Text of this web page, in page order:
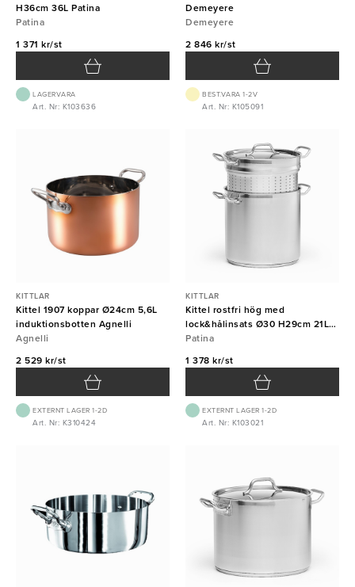
H36cm 36L Patina
Patina
1 371 kr/st
LAGERVARA
Art. Nr: K103636
Demeyere
Demeyere
2 846 kr/st
BEST.VARA 1-2V
Art. Nr: K105091
KITTLAR
Kittel 1907 koppar Ø24cm 5,6L
induktionsbotten Agnelli
Agnelli
2 529 kr/st
EXTERNT LAGER 1-2D
Art. Nr: K310424
KITTLAR
Kittel rostfri hög med
lock&hålinsats Ø30 H29cm 21L
Patina
Patina
1 378 kr/st
EXTERNT LAGER 1-2D
Art. Nr: K103021